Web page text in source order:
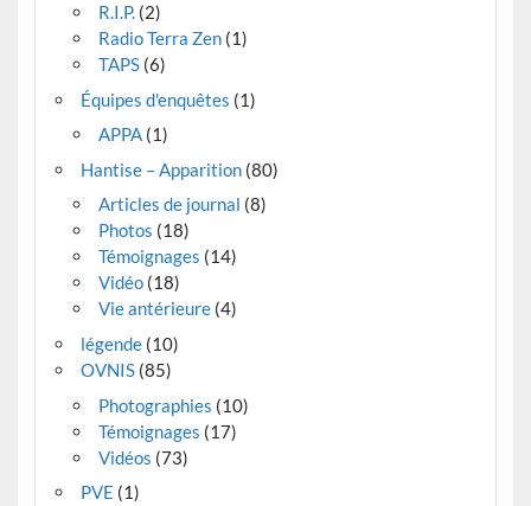
R.I.P.(2)
Radio Terra Zen(1)
TAPS(6)
Équipes d'enquêtes (1)
APPA(1)
Hantise – Apparition(80)
Articles de journal (8)
Photos (18)
Témoignages (14)
Vidéo(18)
Vie antérieure(4)
légende(10)
OVNIS(85)
Photographies (10)
Témoignages (17)
Vidéos (73)
PVE (1)